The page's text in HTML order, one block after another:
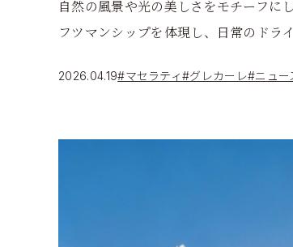
自然の風景や光の美しさをモチーフに
フツマンシップを体現し、日常のドラ
2026.04.19#マセラティ#グレカーレ#ニュー